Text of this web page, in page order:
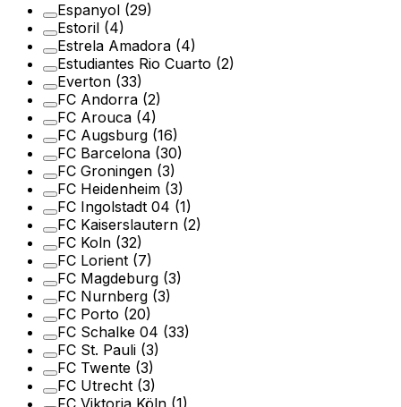
Espanyol (29)
Estoril (4)
Estrela Amadora (4)
Estudiantes Rio Cuarto (2)
Everton (33)
FC Andorra (2)
FC Arouca (4)
FC Augsburg (16)
FC Barcelona (30)
FC Groningen (3)
FC Heidenheim (3)
FC Ingolstadt 04 (1)
FC Kaiserslautern (2)
FC Koln (32)
FC Lorient (7)
FC Magdeburg (3)
FC Nurnberg (3)
FC Porto (20)
FC Schalke 04 (33)
FC St. Pauli (3)
FC Twente (3)
FC Utrecht (3)